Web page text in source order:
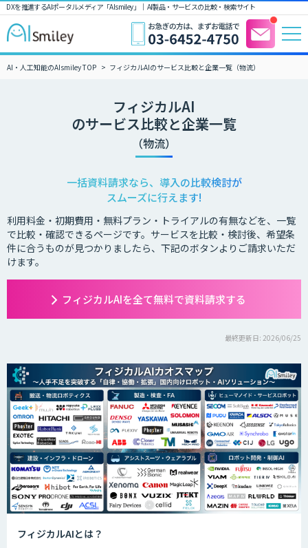
DXを推進するAIポータルメディア「AIsmiley」｜ AI製品・サービスの比較・検索サイト
AI・人工知能のAIsmiley TOP フィジカルAIのサービス比較と企業一覧（物流）
フィジカルAI
のサービス比較と企業一覧
（物流）
一括資料請求なら、導入の比較検討が
スムーズに行えます!
利用料金・初期費用・無料プラン・トライアルの有無などを、一覧
で比較・確認できるページです。サービスを比較・検討後、希望条
件に合うものが見つかりましたら、下記のボタンよりご請求いただ
けます。
フィジカルAIを全て無料で資料請求する
最終更新日: 2026/06/25
フィジカルAIとは？